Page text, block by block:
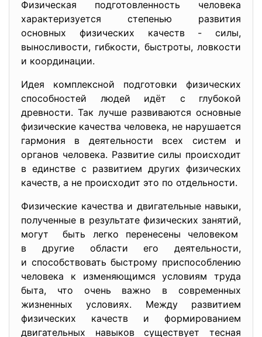
Физическая подготовленность человека
характеризуется степенью развития
основных физических качеств - силы,
выносливости, гибкости, быстроты, ловкости
и координации.
Идея комплексной подготовки физических
способностей людей идёт с глубокой
древности. Так лучше развиваются основные
физические качества человека, не нарушается
гармония в деятельности всех систем и
органов человека. Развитие силы происходит
в единстве с развитием других физических
качеств, а не происходит это по отдельности.
Физические качества и двигательные навыки,
полученные в результате физических занятий,
могут быть легко перенесены человеком
в другие области его деятельности,
и способствовать быстрому приспособлению
человека к изменяющимся условиям труда
быта, что очень важно в современных
жизненных условиях. Между развитием
физических качеств и формированием
двигательных навыков существует тесная